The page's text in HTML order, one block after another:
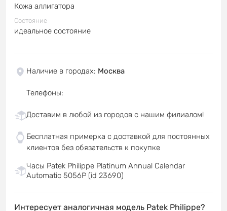
Кожа аллигатора
Состояние
идеальное состояние
Наличие в городах: Москва
Телефоны:
Доставим в любой из городов с нашим филиалом!
Бесплатная примерка с доставкой для постоянных
клиентов без обязательств к покупке
Часы Patek Philippe Platinum Annual Calendar
Automatic 5056P (id 23690)
Интересует аналогичная модель Patek Philippe?